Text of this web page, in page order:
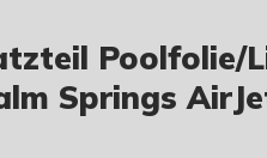
Poolfolie/
Springs